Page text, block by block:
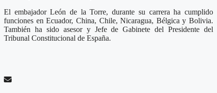
El embajador León de la Torre, durante su carrera ha cumplido
funciones en Ecuador, China, Chile, Nicaragua, Bélgica y Bolivia.
También ha sido asesor y Jefe de Gabinete del Presidente del
Tribunal Constitucional de España.